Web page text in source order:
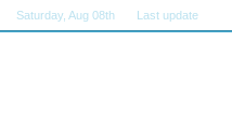
Saturday , Aug 08th Last update